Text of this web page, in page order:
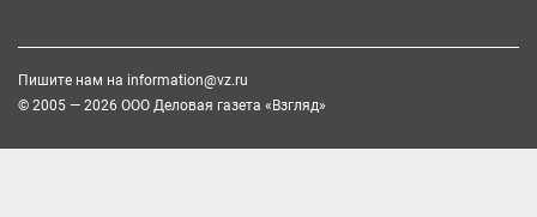
Пишите нам на information@vz.ru
© 2005 — 2026 ООО Деловая газета «Взгляд»